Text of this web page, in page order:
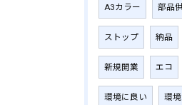
A3カラー 部品
ストップ 納品
新規開業 エコ
環境に良い 環